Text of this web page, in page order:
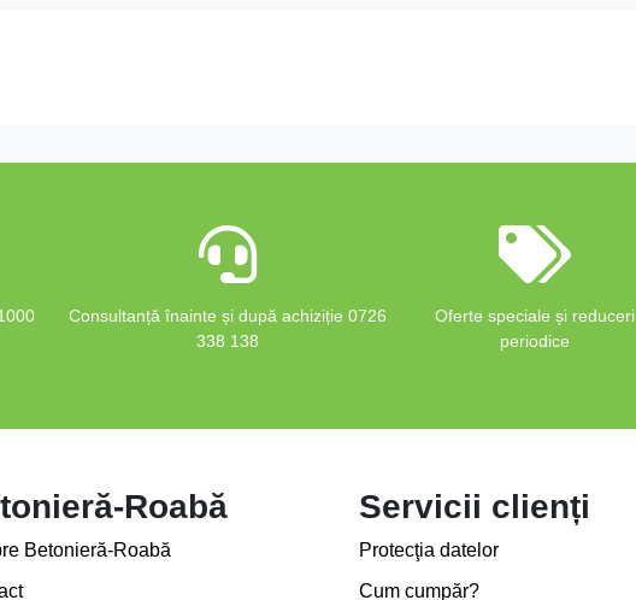
Consultanță înainte și după achiziție 0726
338 138
Oferte speciale și reduceri
periodice
Roabă
Betonieră-Roabă
Servicii clienți
Protecţia datelor
Cum cumpăr?